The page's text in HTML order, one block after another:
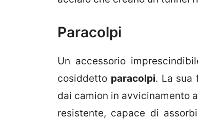
Paracolpi
Un accessorio
cosiddetto paracolpi. La sua
dai camion in avvicinamento
resistente, capace di